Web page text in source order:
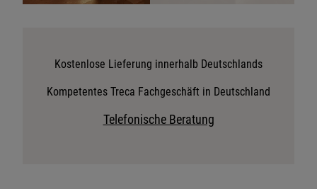
Stoffkollektion anfordern
Telefonische Beratung anfordern
Kostenlose Lieferung innerhalb Deutschlands
Kompetentes Treca Fachgeschäft in Deutschland
Telefonische Beratung